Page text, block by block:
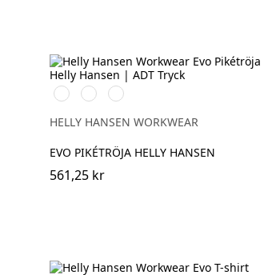
591
NAVY
991
BLACK
932
GREY
MELANGE
HELLY HANSEN WORKWEAR
EVO PIKÉTRÖJA HELLY HANSEN
561,25 kr